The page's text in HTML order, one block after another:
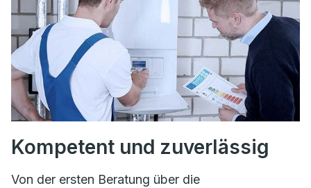
Kompetent und zuverlässig
Von der ersten Beratung über die